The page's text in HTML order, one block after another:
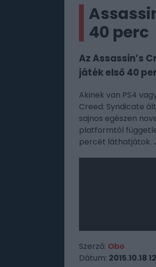
40 perc
Az Assassin’s
játék első 40
Akinek van PS4
Creed: Syndicate
sajnos egészen
platformtól
percét láthatjátok.
Szerző: Obo
Dátum: 2015.10.18